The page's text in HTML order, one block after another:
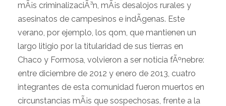
mÃ¡s criminalizaciÃ³n, mÃ¡s desalojos rurales y
asesinatos de campesinos e indÃ­genas. Este
verano, por ejemplo, los qom, que mantienen un
largo litigio por la titularidad de sus tierras en
Chaco y Formosa, volvieron a ser noticia fÃºnebre:
entre diciembre de 2012 y enero de 2013, cuatro
integrantes de esta comunidad fueron muertos en
circunstancias mÃ¡s que sospechosas, frente a la